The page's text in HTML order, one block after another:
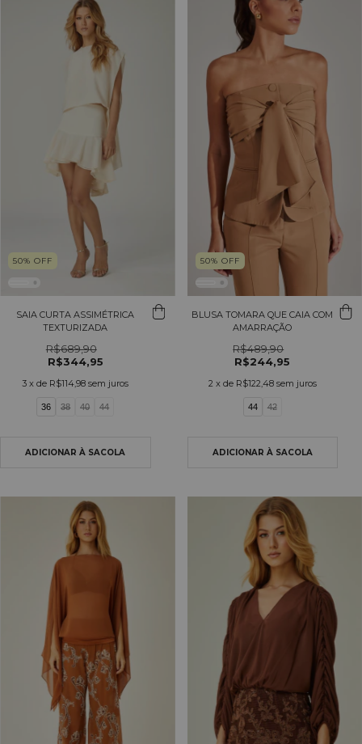
50% OFF
SAIA CURTA ASSIMÉTRICA
TEXTURIZADA
R$689,90
R$344,95
3 x de R$114,98 sem juros
36 38 40 44
50% OFF
BLUSA TOMARA QUE CAIA COM
AMARRAÇÃO
R$489,90
R$244,95
2 x de R$122,48 sem juros
44 42